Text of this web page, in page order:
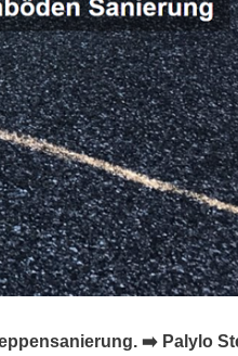
➡️ Palylo